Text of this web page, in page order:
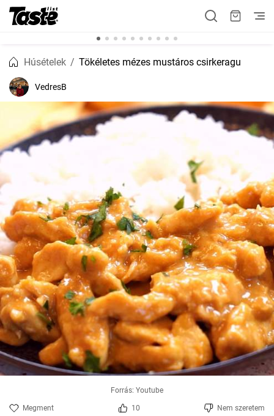
Húsételek Tökéletes mézes mustáros csirkeragu
VedresB
Forrás: Youtube
Megment 10 Nem szeretem